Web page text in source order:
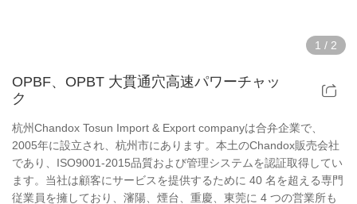
極薄チャックシリーズ
スチールボディチャックシリーズ
1 / 2
OPBF、OPBT 大貫通穴高速パワーチャッ
ク
杭州Chandox Tosun Import & Export companyは合弁企業で、
2005年に設立され、杭州市にあります。本土のChandox販売会社
であり、ISO9001-2015品質および管理システムを認証取得してい
ます。当社は顧客にサービスを提供するために 40 名を超える専門
従業員を擁しており、瀋陽、煙台、重慶、東莞に 4 つの営業所も